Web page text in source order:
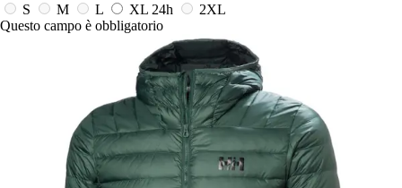
S
M L XL 24h
2XL
Questo campo è obbligatorio